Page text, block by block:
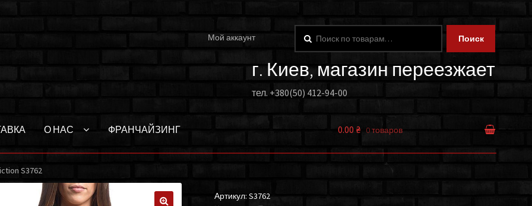
Мой аккаунт Поиск
г. Киев, магазин переезжает
тел. +380(50) 412-94-00
О НАС ФРАНЧАЙЗИНГ 0.00 ₴ 0 товаров
S3762
Артикул: S3762